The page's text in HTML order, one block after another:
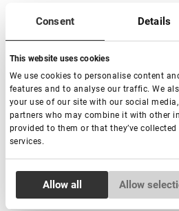
Consent Details
This website uses cookies
We use cookies to personalise content
features and to analyse our traffic. We
your use of our site with our social
partners who may combine it with other
provided to them or that they’ve
services.
Necessary
Allow all Allow
exceptionnels.
téréphtapate.
Conditions de stockage: Pour usage
Précautions: Conserver à température
lumière directe du soleil et des sources
portée des enfants.
Fabriqué en Chine